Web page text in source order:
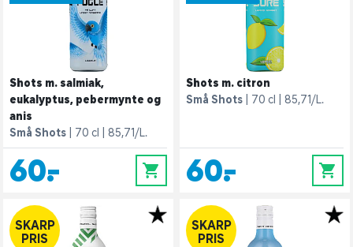
Shots m. salmiak,
eukalyptus, pebermynte og
anis
Små Shots
70 cl 85,71/L.
60,- 0
Shots m. citron
Små Shots
70 cl 85,71/L.
60,- 0
SKARP
PRIS
SKARP
PRIS